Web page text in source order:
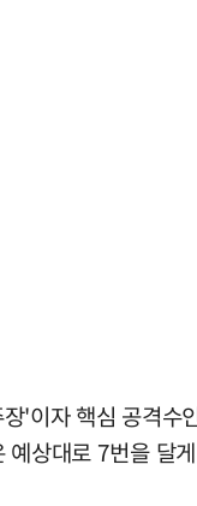
'이자 핵심 공격수
예상대로 7번을 달